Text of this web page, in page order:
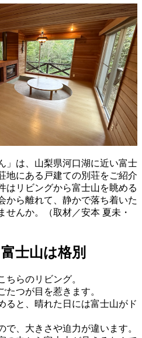
」は、山梨県河口湖に近い富士
地にある戸建ての別荘をご紹介
はリビングから富士山を眺める
から離れて、静かで落ち着いた
せんか。（取材／安本 夏未・
士山は格別
ちらのリビング。
つが目を惹きます。
ると、晴れた日には富士山がド
、大きさや迫力が違います。